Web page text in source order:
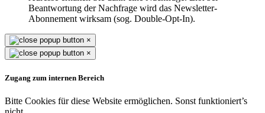
Beantwortung der Nachfrage wird das Newsletter-
Abonnement wirksam (sog. Double-Opt-In).
×
×
Zugang zum internen Bereich
Bitte Cookies für diese Website ermöglichen. Sonst funktioniert’s